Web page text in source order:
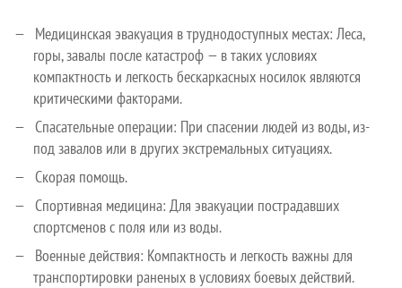
Медицинская эвакуация в труднодоступных местах: Леса,
горы, завалы после катастроф — в таких условиях
компактность и легкость бескаркасных носилок являются
критическими факторами.
Спасательные операции: При спасении людей из воды, из-
под завалов или в других экстремальных ситуациях.
Скорая помощь.
Спортивная медицина: Для эвакуации пострадавших
спортсменов с поля или из воды.
Военные действия: Компактность и легкость важны для
транспортировки раненых в условиях боевых действий.